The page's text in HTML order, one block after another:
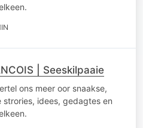
| Seeskilpaaie
ons meer oor snaakse,
strories, idees, gedagtes en